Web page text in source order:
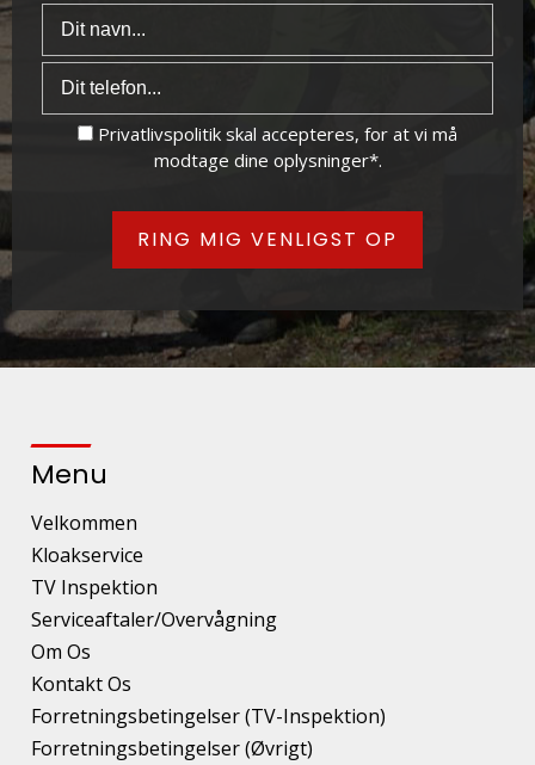
Privatlivspolitik skal accepteres, for at vi må
modtage dine oplysninger*.
Menu
Velkommen
Kloakservice
TV Inspektion
Serviceaftaler/Overvågning
Om Os
Kontakt Os
Forretningsbetingelser (TV-Inspektion)
Forretningsbetingelser (Øvrigt)